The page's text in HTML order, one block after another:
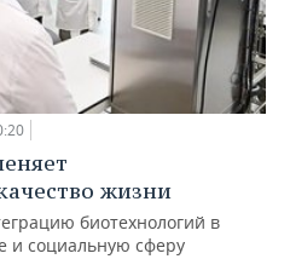
жизни
биотехнологий в
и социальную сферу